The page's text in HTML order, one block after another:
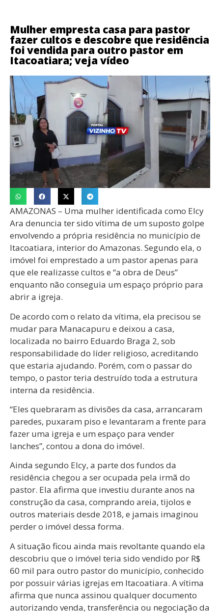
Mulher empresta casa para pastor
fazer cultos e descobre que residência
foi vendida para outro pastor em
Itacoatiara; veja vídeo
AMAZONAS – Uma mulher identificada como Elcy
Ara denuncia ter sido vítima de um suposto golpe
envolvendo a própria residência no município de
Itacoatiara, interior do Amazonas. Segundo ela, o
imóvel foi emprestado a um pastor apenas para
que ele realizasse cultos e “a obra de Deus”
enquanto não conseguia um espaço próprio para
abrir a igreja.
De acordo com o relato da vítima, ela precisou se
mudar para Manacapuru e deixou a casa,
localizada no bairro Eduardo Braga 2, sob
responsabilidade do líder religioso, acreditando
que estaria ajudando. Porém, com o passar do
tempo, o pastor teria destruído toda a estrutura
interna da residência.
“Eles quebraram as divisões da casa, arrancaram
paredes, puxaram piso e levantaram a frente para
fazer uma igreja e um espaço para vender
lanches”, contou a dona do imóvel.
Ainda segundo Elcy, a parte dos fundos da
residência chegou a ser ocupada pela irmã do
pastor. Ela afirma que investiu durante anos na
construção da casa, comprando areia, tijolos e
outros materiais desde 2018, e jamais imaginou
perder o imóvel dessa forma.
A situação ficou ainda mais revoltante quando ela
descobriu que o imóvel teria sido vendido por R$
60 mil para outro pastor do município, conhecido
por possuir várias igrejas em Itacoatiara. A vítima
afirma que nunca assinou qualquer documento
autorizando venda, transferência ou negociação da